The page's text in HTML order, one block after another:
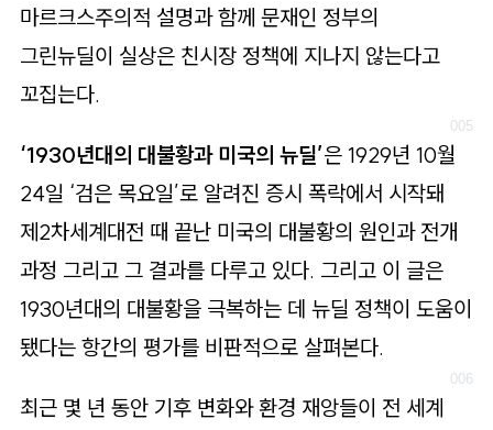
마르크스주의적 설명과 함께 문재인 정부의
그린뉴딜이 실상은 친시장 정책에 지나지 않는다고
꼬집는다.
‘1930년대의 대불황과 미국의 뉴딜’은 1929년 10월
24일 ‘검은 목요일’로 알려진 증시 폭락에서 시작돼
제2차세계대전 때 끝난 미국의 대불황의 원인과 전개
과정 그리고 그 결과를 다루고 있다. 그리고 이 글은
1930년대의 대불황을 극복하는 데 뉴딜 정책이 도움이
됐다는 항간의 평가를 비판적으로 살펴본다.
최근 몇 년 동안 기후 변화와 환경 재앙들이 전 세계